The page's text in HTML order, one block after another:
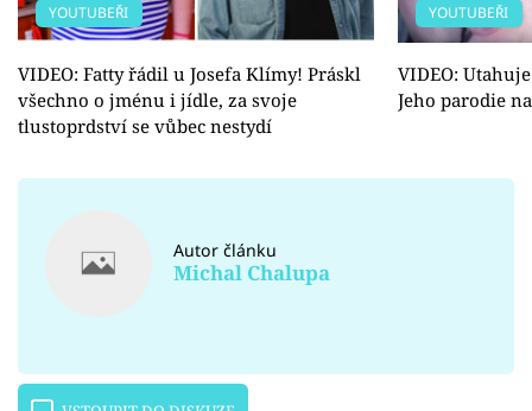
YOUTUBEŘI
VIDEO: Fatty řádil u Josefa Klímy! Práskl
všechno o jménu i jídle, za svoje
tlustoprdství se vůbec nestydí
YOUTUBEŘI
VIDEO:
Jeho parodie
Autor článku
Michal Chalupa